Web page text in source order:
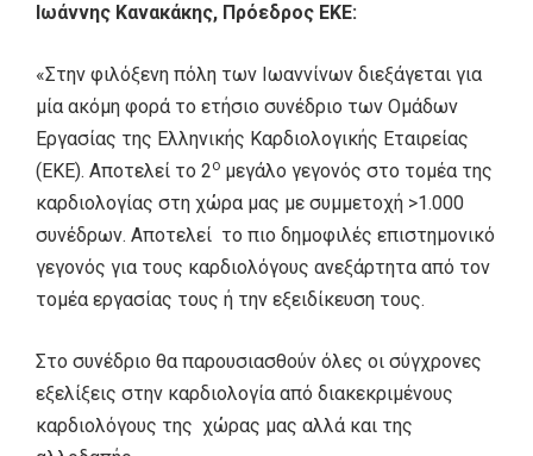
Ιωάννης Κανακάκης, Πρόεδρος ΕΚΕ:
«Στην φιλόξενη πόλη των Ιωαννίνων διεξάγεται για
μία ακόμη φορά το ετήσιο συνέδριο των Ομάδων
Εργασίας της Ελληνικής Καρδιολογικής Εταιρείας
(ΕΚΕ). Αποτελεί το 2ο μεγάλο γεγονός στο τομέα της
καρδιολογίας στη χώρα μας με συμμετοχή >1.000
συνέδρων. Αποτελεί το πιο δημοφιλές επιστημονικό
γεγονός για τους καρδιολόγους ανεξάρτητα από τον
τομέα εργασίας τους ή την εξειδίκευση τους.
Στο συνέδριο θα παρουσιασθούν όλες οι σύγχρονες
εξελίξεις στην καρδιολογία από διακεκριμένους
καρδιολόγους της χώρας μας αλλά και της